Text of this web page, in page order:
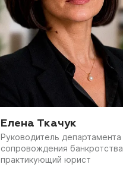
Елена Ткачук
Руководитель департамента
сопровождения банкротства,
практикующий юрист